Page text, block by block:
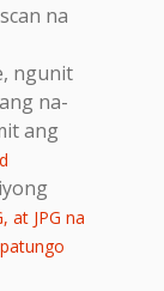
na
ngunit
na-
ang
at JPG na